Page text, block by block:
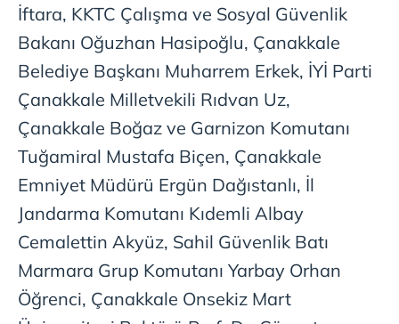
İftara, KKTC Çalışma ve Sosyal Güvenlik
Bakanı Oğuzhan Hasipoğlu, Çanakkale
Belediye Başkanı Muharrem Erkek, İYİ Parti
Çanakkale Milletvekili Rıdvan Uz,
Çanakkale Boğaz ve Garnizon Komutanı
Tuğamiral Mustafa Biçen, Çanakkale
Emniyet Müdürü Ergün Dağıstanlı, İl
Jandarma Komutanı Kıdemli Albay
Cemalettin Akyüz, Sahil Güvenlik Batı
Marmara Grup Komutanı Yarbay Orhan
Öğrenci, Çanakkale Onsekiz Mart